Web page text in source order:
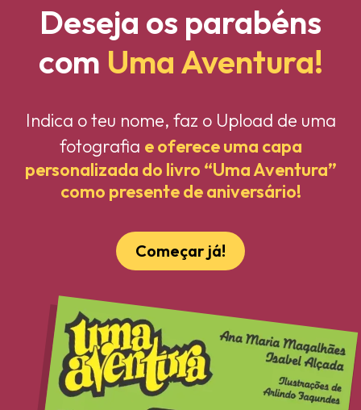
Deseja os parabéns
com Uma Aventura!
Indica o teu nome, faz o Upload de uma
fotografia e oferece uma capa
personalizada do livro “Uma Aventura”
como presente de aniversário!
Começar já!